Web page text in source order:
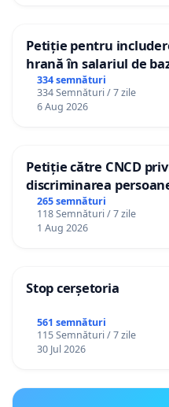
Petiție pentru
hrană în salariul de
gradațiilor de
personali
334 semnături
334 Semnături / 7 zile
6 Aug 2026
Petiție către CNCD
discriminarea
către utilizatorul TikTok
265 semnături
118 Semnături / 7 zile
1 Aug 2026
Stop cerșetoria
561 semnături
115 Semnături / 7 zile
30 Jul 2026